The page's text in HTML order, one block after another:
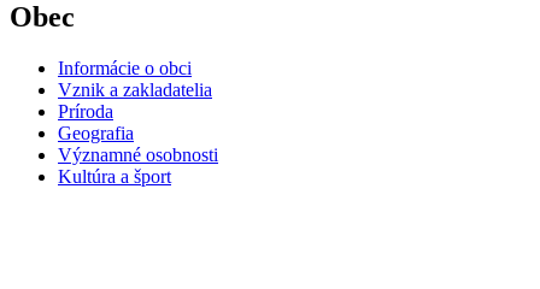
Obec
Informácie o obci
Vznik a zakladatelia
Príroda
Geografia
Významné osobnosti
Kultúra a šport